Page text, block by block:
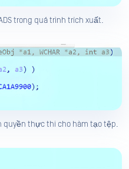
trong quá trình trích xuất.
quyền thực thi cho hàm tạo tệp.